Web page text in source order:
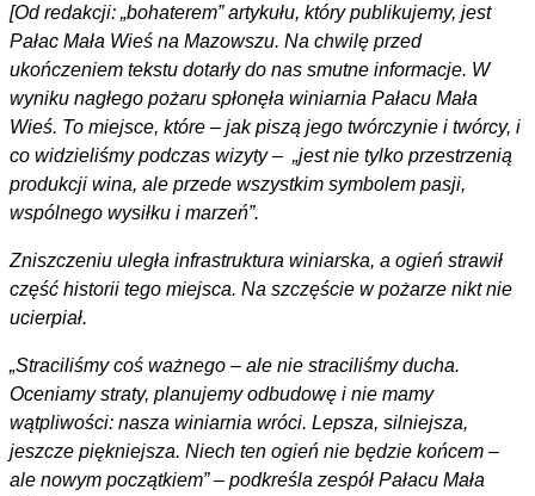
[Od redakcji: „bohaterem” artykułu, który publikujemy, jest
Pałac Mała Wieś na Mazowszu. Na chwilę przed
ukończeniem tekstu dotarły do nas smutne informacje. W
wyniku nagłego pożaru spłonęła winiarnia Pałacu Mała
Wieś. To miejsce, które – jak piszą jego twórczynie i twórcy, i
co widzieliśmy podczas wizyty – „jest nie tylko przestrzenią
produkcji wina, ale przede wszystkim symbolem pasji,
wspólnego wysiłku i marzeń”.
Zniszczeniu uległa infrastruktura winiarska, a ogień strawił
część historii tego miejsca. Na szczęście w pożarze nikt nie
ucierpiał.
„Straciliśmy coś ważnego – ale nie straciliśmy ducha.
Oceniamy straty, planujemy odbudowę i nie mamy
wątpliwości: nasza winiarnia wróci. Lepsza, silniejsza,
jeszcze piękniejsza. Niech ten ogień nie będzie końcem –
ale nowym początkiem” – podkreśla zespół Pałacu Mała